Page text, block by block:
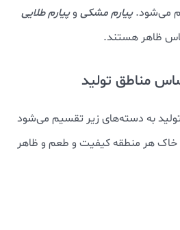
می‌شود.پیارم مشکی وپیارم طلایی
ظاهر هستند.
مناطق تولید
به دسته‌های زیر تقسیم می‌شود
خاک هر منطقه کیفیت و طعم و ظاهر